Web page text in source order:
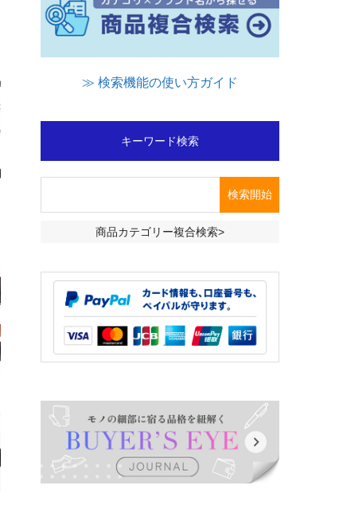
≫ 検索機能の使い方ガイド
キーワード検索
商品カテゴリー複合検索>